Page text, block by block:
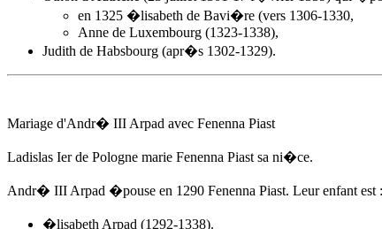
en 1325 �lisabeth de Bavi�re (vers 1306-1330,
Anne de Luxembourg (1323-1338),
Judith de Habsbourg (apr�s 1302-1329).
Mariage d'Andr� III Arpad avec Fenenna Piast
Ladislas Ier de Pologne marie Fenenna Piast sa ni�ce.
Andr� III Arpad �pouse en 1290 Fenenna Piast. Leur enfant est :
�lisabeth Arpad (1292-1338).